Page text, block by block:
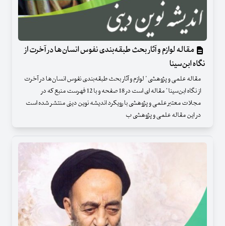
مقاله لوازم و آثار بحث طبقه‌بندی نفوس انسان‌ها در آخرت از
نگاه ابن‌سینا
مقاله علمی و پژوهشی " لوازم و آثار بحث طبقه‌بندی نفوس انسان‌ها در آخرت
از نگاه ابن‌سینا " مقاله ای است در 18 صفحه و با 12 فهرست منبع که در
مجلات معتبر علمی و پژوهشی با رویکرد اندیشه نوین دینی منتشر شده است
در این مقاله علمی و پژوهشی ب